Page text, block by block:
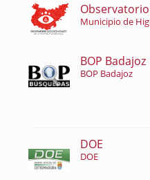
Municipio de
BOP Badajoz
BOP Badajoz
DOE
DOE